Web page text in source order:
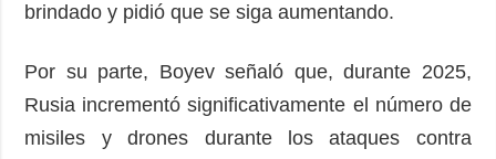
brindado y pidió que se siga aumentando.
Por su parte, Boyev señaló que, durante 2025,
Rusia incrementó significativamente el número de
misiles y drones durante los ataques contra